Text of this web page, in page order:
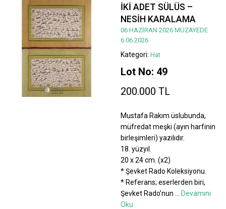
İKİ ADET SÜLÜS –
NESİH KARALAMA
06 HAZİRAN 2026 MÜZAYEDE
6.06.2026
Kategori: Hat
Lot No: 49
200.000 TL
Mustafa Rakım üslubunda,
müfredat meşki (ayın harfinin
birleşimleri) yazılıdır.
18. yüzyıl.
20 x 24 cm. (x2)
* Şevket Rado Koleksiyonu.
* Referans; eserlerden biri,
Şevket Rado’nun
Devamını
Oku